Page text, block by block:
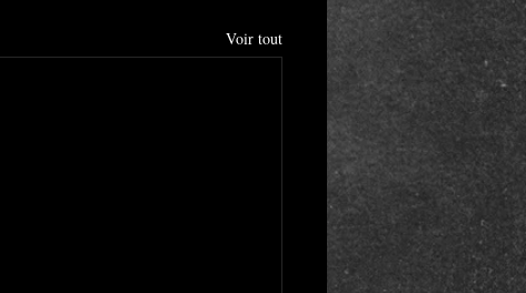
Voir tout